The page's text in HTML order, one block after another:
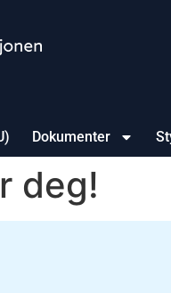
Dokumenter
deg!